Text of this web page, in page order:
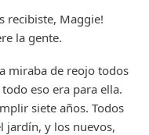
recibiste, Maggie!
la gente.
miraba de reojo todos
eso era para ella.
siete años. Todos
jardín, y los nuevos,